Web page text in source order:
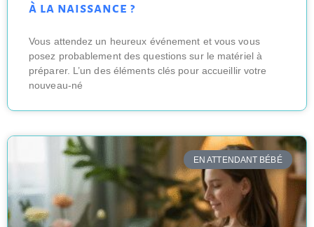
à la naissance ?
Vous attendez un heureux événement et vous vous
posez probablement des questions sur le matériel à
préparer. L’un des éléments clés pour accueillir votre
nouveau-né
EN ATTENDANT BÉBÉ